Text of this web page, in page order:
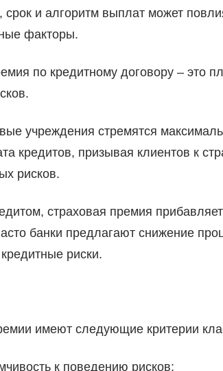
и алгоритм выплат может
факторы.
по кредитному договору – это
учреждения стремятся
кредитов, призывая клиентов к
рисков.
страховая премия
банки предлагают снижение
риски.
имеют следующие критерии
к поведению рисков: